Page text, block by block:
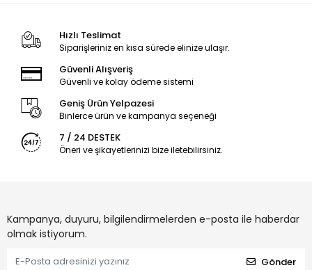
Hızlı Teslimat
Siparişleriniz en kısa sürede elinize ulaşır.
Güvenli Alışveriş
Güvenli ve kolay ödeme sistemi
Geniş Ürün Yelpazesi
Binlerce ürün ve kampanya seçeneği
7 / 24 DESTEK
Öneri ve şikayetlerinizi bize iletebilirsiniz.
Kampanya, duyuru, bilgilendirmelerden e-posta ile haberdar
olmak istiyorum.
Gönder